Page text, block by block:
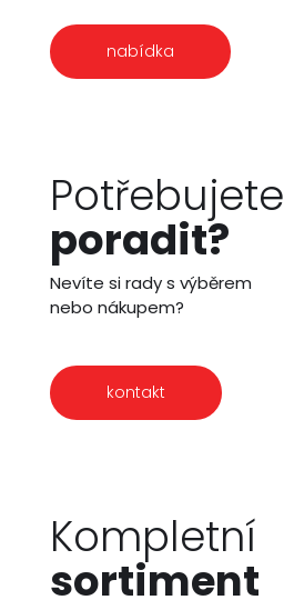
nabídka
Potřebujete
poradit?
Nevíte si rady s výběrem
nebo nákupem?
kontakt
Kompletní
sortiment